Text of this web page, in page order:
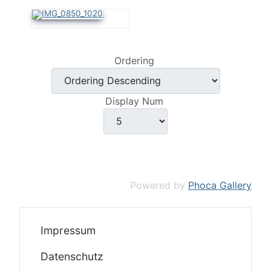
Ordering
Display Num
Powered by Phoca Gallery
Impressum
Datenschutz